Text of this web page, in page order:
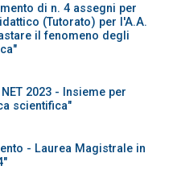
di n. 4 assegni per
(Tutorato) per l'A.A.
il fenomeno degli
2023 - Insieme per
scientifica"
- Laurea Magistrale in